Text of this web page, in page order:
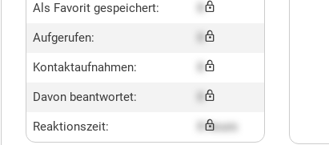
Als Favorit gespeichert:
Aufgerufen:
Kontaktaufnahmen:
Davon beantwortet:
Reaktionszeit: X hours